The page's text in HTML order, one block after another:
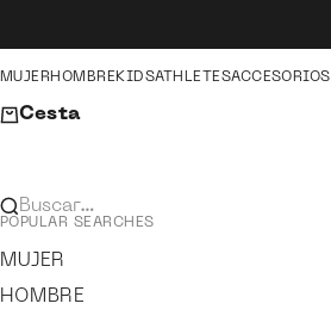
MUJERHOMBREKIDSATHLETESACCESORIOS
Cesta
Buscar…
POPULAR SEARCHES
MUJER
HOMBRE